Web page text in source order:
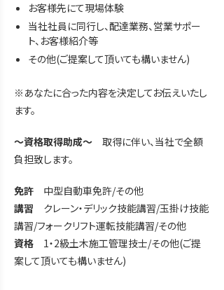
お客様先にて現場体験
当社社員に同行し、配達業務、営業サポー
ト、お客様紹介等
その他(ご提案して頂いても構いません)
※あなたに合った内容を決定してお伝えいたし
ます。
～資格取得助成～ 取得に伴い、当社で全額
負担致します。
免許 中型自動車免許/その他
講習 クレーン・デリック技能講習/玉掛け技能
講習/フォークリフト運転技能講習/その他
資格 1・2級土木施工管理技士/その他(ご提
案して頂いても構いません)